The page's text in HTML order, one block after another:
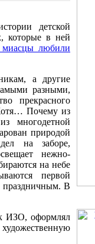
детской
которые в ней
миасцы любили
а другие
разными,
прекрасного
Почему из
многодетной
природой
на заборе,
нежно-
на небе
первой
праздничным. В
ИЗО, оформлял